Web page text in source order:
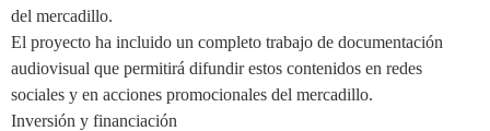
del mercadillo.
El proyecto ha incluido un completo trabajo de documentación
audiovisual que permitirá difundir estos contenidos en redes
sociales y en acciones promocionales del mercadillo.
Inversión y financiación